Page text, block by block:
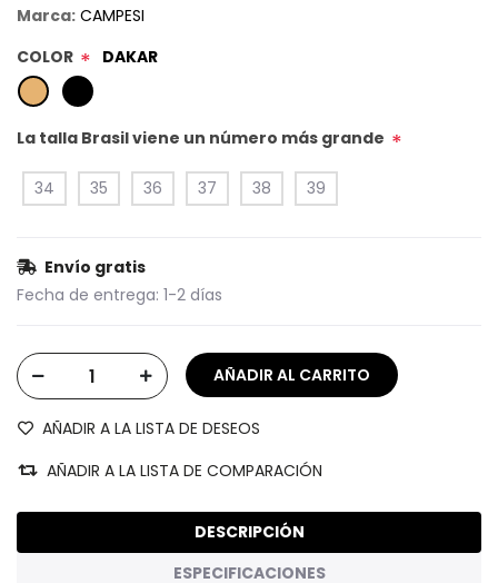
Marca: CAMPESI
COLOR * DAKAR
La talla Brasil viene un número más grande *
34 35 36 37 38 39
Envío gratis
Fecha de entrega: 1-2 días
AÑADIR A LA LISTA DE DESEOS
AÑADIR A LA LISTA DE COMPARACIÓN
DESCRIPCIÓN
ESPECIFICACIONES